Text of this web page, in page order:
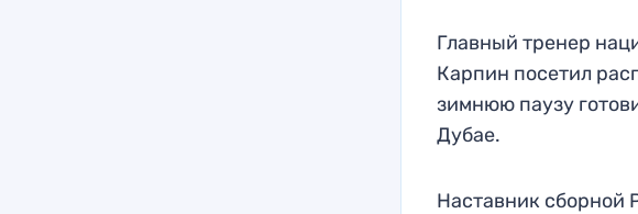
Главный тренер
Карпин посетил
зимнюю паузу
Дубае.
Наставник сборной